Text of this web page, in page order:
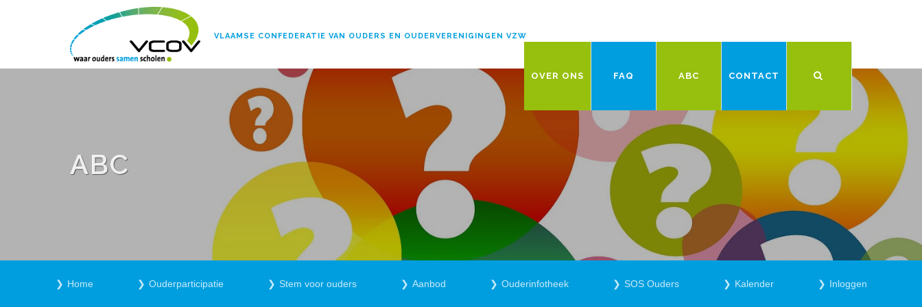
VLAAMSE CONFEDERATIE VAN OUDERS EN OUDERVERENIGINGEN VZW
OVER ONS FAQ ABC CONTACT
ABC
Home Ouderparticipatie Stem voor ouders Aanbod Ouderinfotheek SOS Ouders Kalender Inloggen